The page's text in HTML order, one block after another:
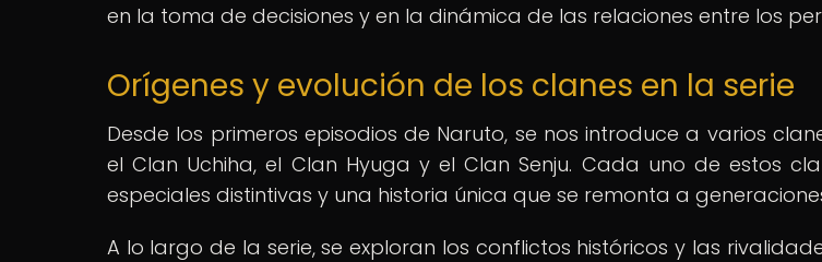
en la toma de decisiones y en la dinámica de las relaciones entre los
Orígenes y evolución de los clanes en la serie
Desde los primeros episodios de Naruto, se nos introduce a varios
el Clan Uchiha, el Clan Hyuga y el Clan Senju. Cada uno de estos
especiales distintivas y una historia única que se remonta a
A lo largo de la serie, se exploran los conflictos históricos y las